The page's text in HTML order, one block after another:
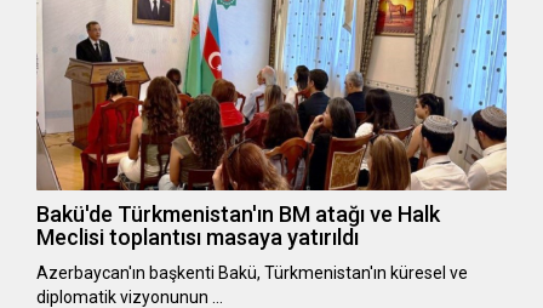
Bakü'de Türkmenistan'ın BM atağı ve Halk
Meclisi toplantısı masaya yatırıldı
Azerbaycan'ın başkenti Bakü, Türkmenistan'ın küresel ve
diplomatik vizyonunun …